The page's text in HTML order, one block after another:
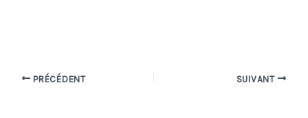
PRÉCÉDENT SUIVANT